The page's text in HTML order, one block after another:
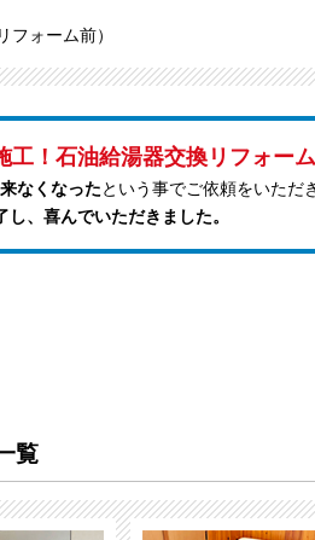
フォーム前）
工！石油給湯器交換リフォー
なくなった という事でご依頼をいただ
し、喜んでいただきました。
覧